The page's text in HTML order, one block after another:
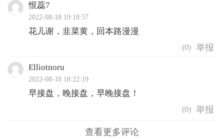
恨蕊7
2022-08-18 19:18:57
花儿谢，韭菜黄，回本路漫漫
(0)
Elliotnoru
2022-08-18 18:22:19
早接盘，晚接盘，早晚接盘！
(0)
查看更多评论